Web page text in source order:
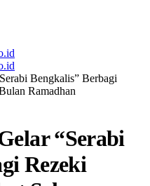
Bengkalis” Berbagi
Ramadhan
“Serabi
Rezeki